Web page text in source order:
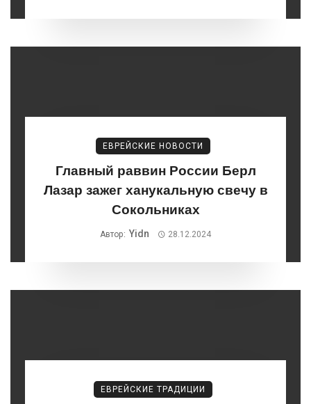
ЕВРЕЙСКИЕ НОВОСТИ
Главный раввин России Берл
Лазар зажег ханукальную свечу в
Сокольниках
Автор: Yidn 28.12.2024
ЕВРЕЙСКИЕ ТРАДИЦИИ